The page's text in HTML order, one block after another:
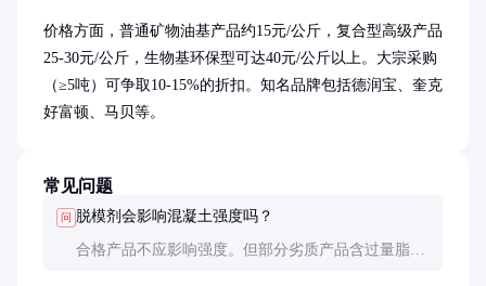
价格方面，普通矿物油基产品约15元/公斤，复合型高级产品
25-30元/公斤，生物基环保型可达40元/公斤以上。大宗采购
（≥5吨）可争取10-15%的折扣。知名品牌包括德润宝、奎克
好富顿、马贝等。
常见问题
问 脱模剂会影响混凝土强度吗？
合格产品不应影响强度。但部分劣质产品含过量脂肪